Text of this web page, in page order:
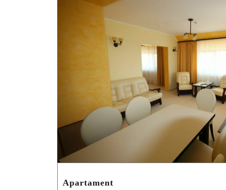
Apartament